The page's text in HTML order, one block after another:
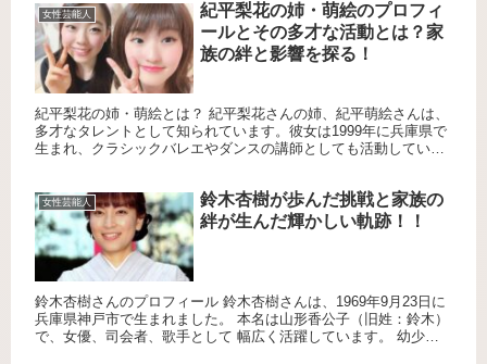
女性芸能人
紀平梨花の姉・萌絵のプロフィ
ールとその多才な活動とは？家
族の絆と影響を探る！
紀平梨花の姉・萌絵とは？ 紀平梨花さんの姉、紀平萌絵さんは、
多才なタレントとして知られています。彼女は1999年に兵庫県で
生まれ、クラシックバレエやダンスの講師としても活動していま
女性芸能人
鈴木杏樹が歩んだ挑戦と家族の
絆が生んだ輝かしい軌跡！！
鈴木杏樹さんのプロフィール 鈴木杏樹さんは、1969年9月23日に
兵庫県神戸市で生まれました。 本名は山形香公子（旧姓：鈴木）
で、女優、司会者、歌手として 幅広く活躍しています。 幼少期